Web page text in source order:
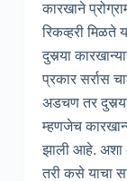
कारखाने
रिकव्हरी मिळते
दुसर्‍या
प्रकार सर्रास
अडचण तर
म्हणजेच
झाली आहे. अशा
तरी कसे याचा